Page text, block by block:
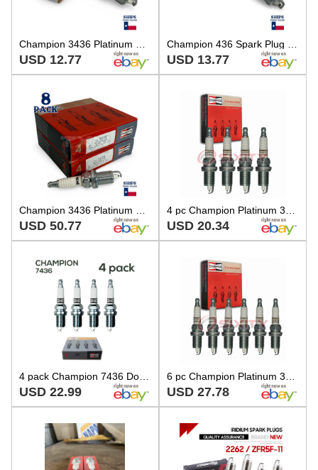
USD 12.77 USD 13.77
USD 50.77 USD 20.34
4 pack Champion 7436 Double Platinum Spark Plug for RC10PLPB4 SP0RC12LC4
USD 22.99 USD 27.78